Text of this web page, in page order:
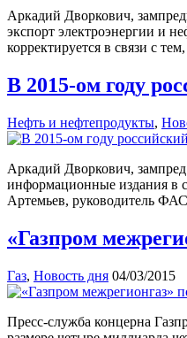
Аркадий Дворкович,
экспорт электроэнергии и
корректируется в связи с
В 2015-ом году
Нефть и нефтепродукты,
Аркадий Дворкович,
информационные издания в
Артемьев, руководитель
«Газпром
Газ, Новость дня 04/03/2015
Пресс-служба концерна